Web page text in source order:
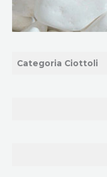
Categoria Ciottoli